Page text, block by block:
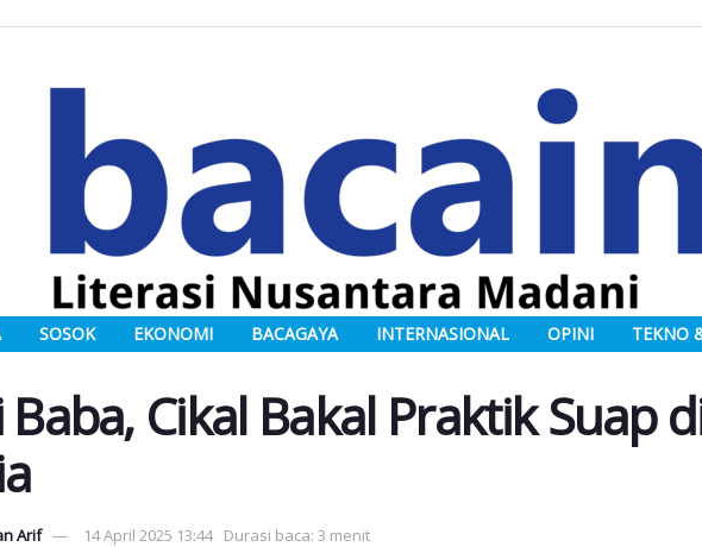
SOSOK EKONOMI BACAGAYA INTERNASIONAL OPINI TEKNO
Baba, Cikal Bakal Praktik Suap
Arif 14 April 2025 13:44 Durasi baca: 3 menit